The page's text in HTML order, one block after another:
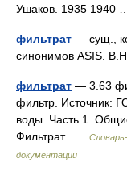
Ушаков. 1935 1940
фильтрат — сущ.,
синонимов ASIS.
фильтрат — 3.63
фильтр. Источник:
воды. Часть 1.
Фильтрат …
документации